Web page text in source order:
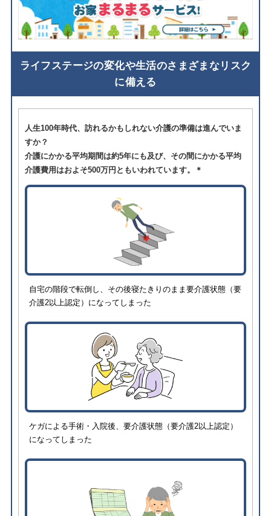
ライフステージの変化や生活のさまざまなリスク
に備える
人生100年時代、訪れるかもしれない介護の準備は進んでいま
すか？
介護にかかる平均期間は約5年にも及び、その間にかかる平均
介護費用はおよそ500万円ともいわれています。＊
自宅の階段で転倒し、その後寝たきりのまま要介護状態（要
介護2以上認定）になってしまった
ケガによる手術・入院後、要介護状態（要介護2以上認定）
になってしまった